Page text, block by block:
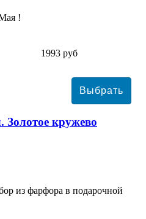
!
1993 руб
кружево
из фарфора в подарочной